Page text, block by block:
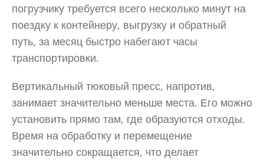
погрузчику требуется всего несколько минут на
поездку к контейнеру, выгрузку и обратный
путь, за месяц быстро набегают часы
транспортировки.
Вертикальный тюковый пресс, напротив,
занимает значительно меньше места. Его можно
установить прямо там, где образуются отходы.
Время на обработку и перемещение
значительно сокращается, что делает